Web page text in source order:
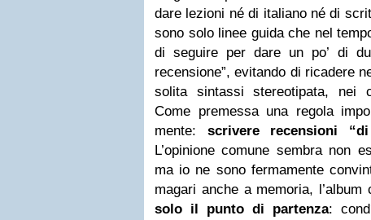
dare lezioni né di italiano né di
sono solo linee guida che nel
di seguire per dare un po’ di
recensione”, evitando di ricadere
solita sintassi stereotipata, nei
Come premessa una regola
mente: scrivere recensioni
L’opinione comune sembra non
ma io ne sono fermamente
magari anche a memoria,
solo il punto di partenza: